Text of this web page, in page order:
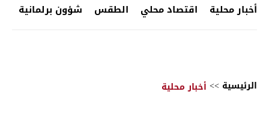
أخبار محلية اقتصاد محلي الطقس شؤون برلمانية
الرئيسية >> أخبار محلية